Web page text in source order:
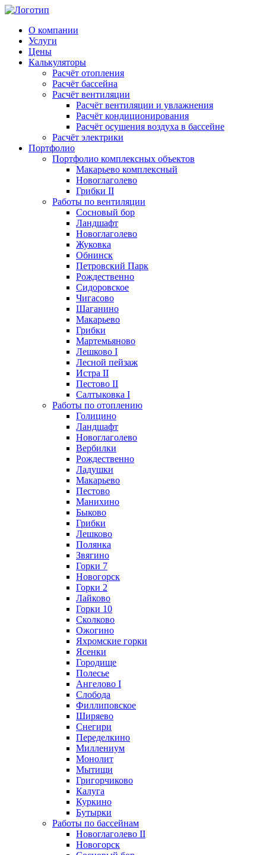
О компании
Услуги
Цены
Калькуляторы
Расчёт отопления
Расчёт бассейна
Расчёт вентиляции
Расчёт вентиляции и увлажнения
Расчёт кондиционирования
Расчёт осушения воздуха в бассейне
Расчёт электрики
Портфолио
Портфолио комплексных объектов
Макарьево комплексный
Новоглаголево
Грибки II
Работы по вентиляции
Сосновый бор
Ландшафт
Новоглаголево
Жуковка
Обнинск
Петровский Парк
Рождественно
Сидоровское
Чигасово
Шаганино
Макарьево
Грибки
Мартемьяново
Лешково I
Лесной пейзаж
Истра II
Пестово II
Салтыковка I
Работы по отоплению
Голицино
Ландшафт
Новоглаголево
Вербилки
Рождественно
Ладушки
Макарьево
Пестово
Манихино
Быково
Грибки
Лешково
Полянка
Звягино
Горки 7
Новогорск
Горки 2
Лайково
Горки 10
Сколково
Ожогино
Яхромские горки
Ясенки
Городище
Полесье
Ангелово I
Слобода
Филлиповское
Ширяево
Снегири
Переделкино
Миллениум
Монолит
Мытищи
Григорчиково
Калуга
Куркино
Бутырки
Работы по бассейнам
Новоглаголево II
Новогорск